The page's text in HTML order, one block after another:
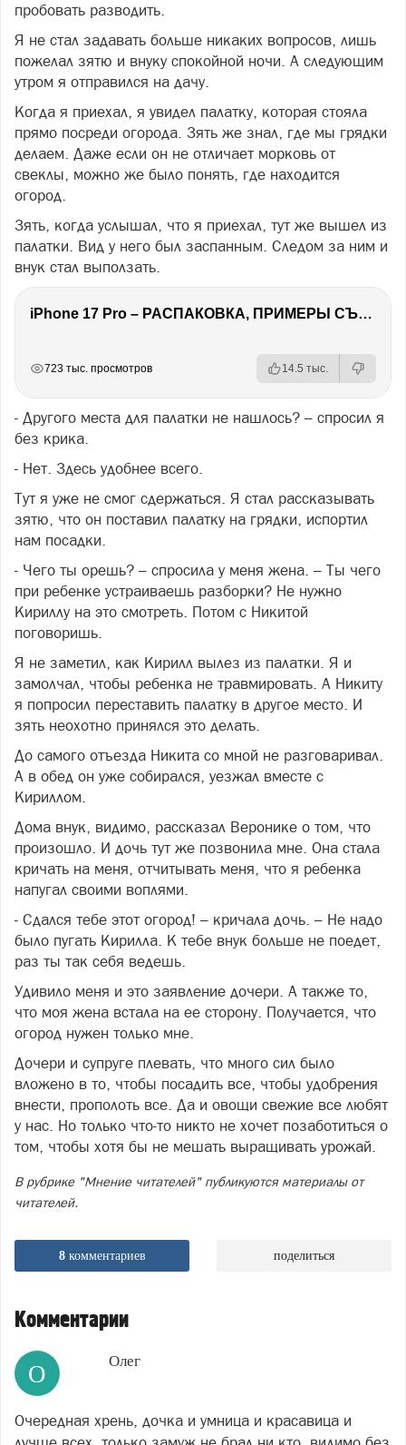
пробовать разводить.
Я не стал задавать больше никаких вопросов, лишь
пожелал зятю и внуку спокойной ночи. А следующим
утром я отправился на дачу.
Когда я приехал, я увидел палатку, которая стояла
прямо посреди огорода. Зять же знал, где мы грядки
делаем. Даже если он не отличает морковь от
свеклы, можно же было понять, где находится
огород.
Зять, когда услышал, что я приехал, тут же вышел из
палатки. Вид у него был заспанным. Следом за ним и
внук стал выползать.
iPhone 17 Pro – РАСПАКОВКА, ПРИМЕРЫ СЪЕМОК И ПЕРВЫЕ ВПЕЧАТЛЕНИЯ
723 тыс. просмотров 14.5 тыс.
- Другого места для палатки не нашлось? – спросил я
без крика.
- Нет. Здесь удобнее всего.
Тут я уже не смог сдержаться. Я стал рассказывать
зятю, что он поставил палатку на грядки, испортил
нам посадки.
- Чего ты орешь? – спросила у меня жена. – Ты чего
при ребенке устраиваешь разборки? Не нужно
Кириллу на это смотреть. Потом с Никитой
поговоришь.
Я не заметил, как Кирилл вылез из палатки. Я и
замолчал, чтобы ребенка не травмировать. А Никиту
я попросил переставить палатку в другое место. И
зять неохотно принялся это делать.
До самого отъезда Никита со мной не разговаривал.
А в обед он уже собирался, уезжал вместе с
Кириллом.
Дома внук, видимо, рассказал Веронике о том, что
произошло. И дочь тут же позвонила мне. Она стала
кричать на меня, отчитывать меня, что я ребенка
напугал своими воплями.
- Сдался тебе этот огород! – кричала дочь. – Не надо
было пугать Кирилла. К тебе внук больше не поедет,
раз ты так себя ведешь.
Удивило меня и это заявление дочери. А также то,
что моя жена встала на ее сторону. Получается, что
огород нужен только мне.
Дочери и супруге плевать, что много сил было
вложено в то, чтобы посадить все, чтобы удобрения
внести, прополоть все. Да и овощи свежие все любят
у нас. Но только что-то никто не хочет позаботиться о
том, чтобы хотя бы не мешать выращивать урожай.
В рубрике "Мнение читателей" публикуются материалы от
читателей.
8комментариев поделиться
Комментарии
О Олег
Очередная хрень, дочка и умница и красавица и